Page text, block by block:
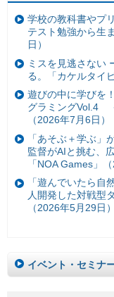
学校の教科書やプ
テスト勉強から生
日）
ミスを見逃さない
る。「カケルタイ
遊びの中に学びを
グラミングVol.4
（2026年7月6日）
「あそぶ＋学ぶ
監督がAIと挑む、
「NOA Games」
「遊んでいたら
人開発した対戦型
（2026年5月29日）
イベント・セミナ